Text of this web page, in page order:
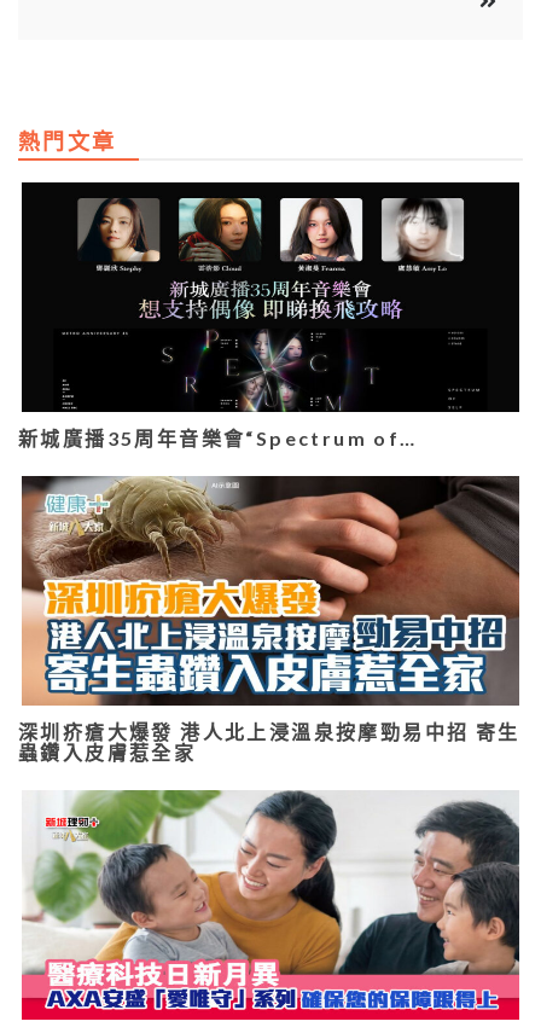
熱門文章
新城廣播35周年音樂會“Spectrum of…
深圳疥瘡大爆發 港人北上浸溫泉按摩勁易中招 寄生
蟲鑽入皮膚惹全家